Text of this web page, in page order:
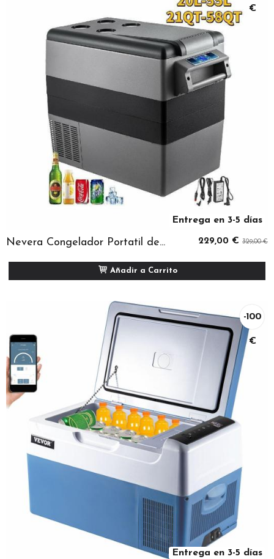
Entrega en 3-5 días
€
Nevera Congelador Portatil de... 229,00 € 329,00 €
Añadir a Carrito
Entrega en 3-5 días
-100
€